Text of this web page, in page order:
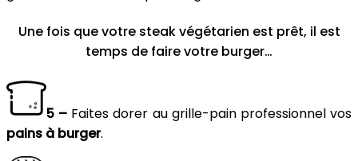
Une fois que votre steak végétarien est prêt, il est
temps de faire votre burger…
5 – Faites dorer au grille-pain professionnel vos
pains à burger.